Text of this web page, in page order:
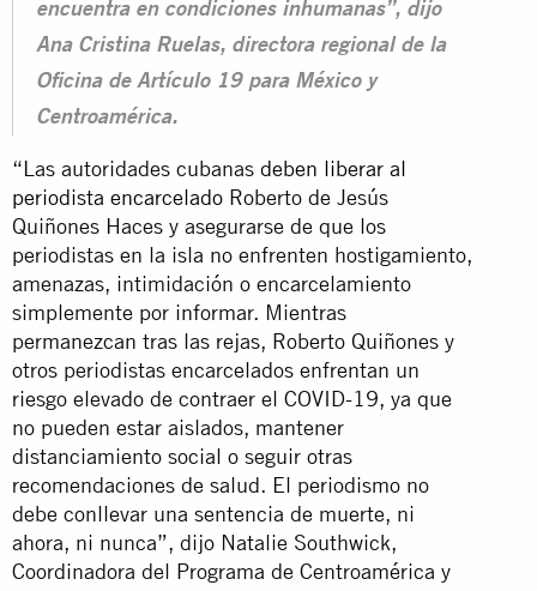
encuentra en condiciones inhumanas”, dijo
Ana Cristina Ruelas, directora regional de la
Oficina de Artículo 19 para México y
Centroamérica.
“Las autoridades cubanas deben liberar al
periodista encarcelado Roberto de Jesús
Quiñones Haces y asegurarse de que los
periodistas en la isla no enfrenten hostigamiento,
amenazas, intimidación o encarcelamiento
simplemente por informar. Mientras
permanezcan tras las rejas, Roberto Quiñones y
otros periodistas encarcelados enfrentan un
riesgo elevado de contraer el COVID-19, ya que
no pueden estar aislados, mantener
distanciamiento social o seguir otras
recomendaciones de salud. El periodismo no
debe conllevar una sentencia de muerte, ni
ahora, ni nunca”, dijo Natalie Southwick,
Coordinadora del Programa de Centroamérica y